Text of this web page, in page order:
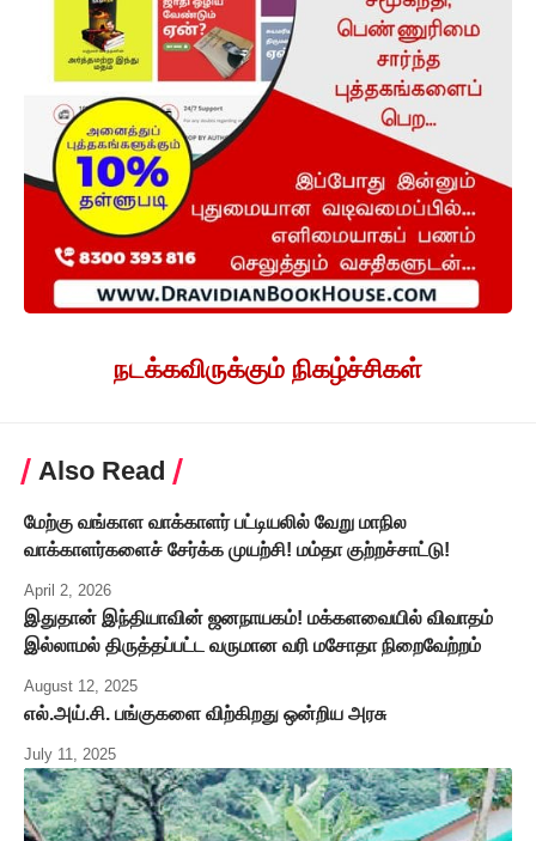
நடக்கவிருக்கும் நிகழ்ச்சிகள்
Also Read
மேற்கு வங்காள வாக்காளர் பட்டியலில் வேறு மாநில
வாக்காளர்களைச் சேர்க்க முயற்சி! மம்தா குற்றச்சாட்டு!
April 2, 2026
இதுதான் இந்தியாவின் ஜனநாயகம்! மக்களவையில் விவாதம்
இல்லாமல் திருத்தப்பட்ட வருமான வரி மசோதா நிறைவேற்றம்
August 12, 2025
எல்.அய்.சி. பங்குகளை விற்கிறது ஒன்றிய அரசு
July 11, 2025